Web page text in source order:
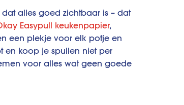
alles goed zichtbaar is – dat
Easypull keukenpapier,
een plekje voor elk potje en
en koop je spullen niet per
voor alles wat geen goede